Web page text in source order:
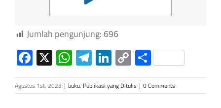
Jumlah pengunjung:696
Facebook
X WhatsApp
Telegram
LinkedIn
Copy
Link
Share
Agustus 1st, 2023 | buku, Publikasi yang Ditulis | 0 Comments